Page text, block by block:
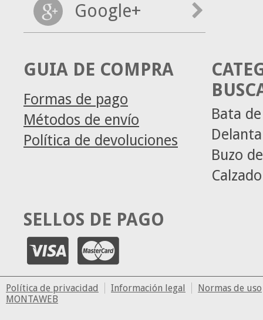
Google+
GUIA DE COMPRA
Formas de pago
Métodos de envío
Política de devoluciones
Bata
Buzo
SELLOS DE PAGO
Política de privacidad Información legal
Normas de uso
MONTAWEB